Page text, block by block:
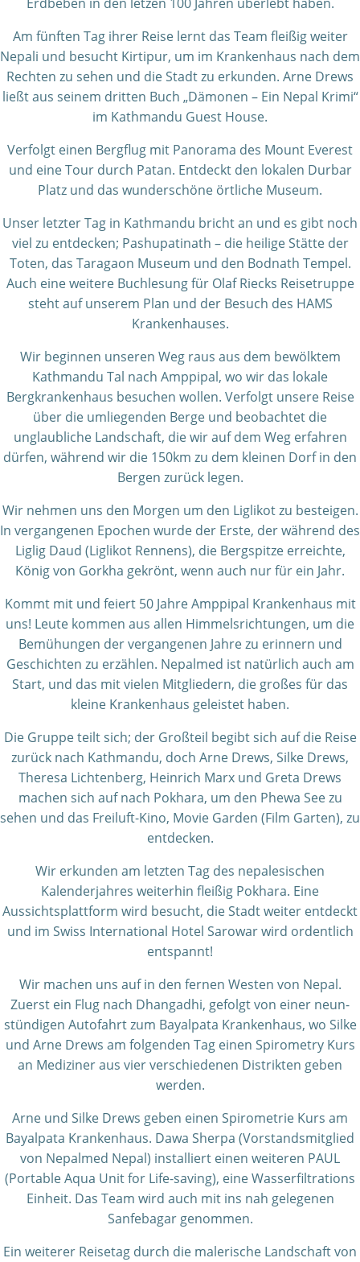
Am fünften Tag ihrer Reise lernt das Team fleißig weiter
Nepali und besucht Kirtipur, um im Krankenhaus nach dem
Rechten zu sehen und die Stadt zu erkunden. Arne Drews
ließt aus seinem dritten Buch „Dämonen – Ein Nepal Krimi“
im Kathmandu Guest House.
Verfolgt einen Bergflug mit Panorama des Mount Everest
und eine Tour durch Patan. Entdeckt den lokalen Durbar
Platz und das wunderschöne örtliche Museum.
Unser letzter Tag in Kathmandu bricht an und es gibt noch
viel zu entdecken; Pashupatinath – die heilige Stätte der
Toten, das Taragaon Museum und den Bodnath Tempel.
Auch eine weitere Buchlesung für Olaf Riecks Reisetruppe
steht auf unserem Plan und der Besuch des HAMS
Krankenhauses.
Wir beginnen unseren Weg raus aus dem bewölktem
Kathmandu Tal nach Amppipal, wo wir das lokale
Bergkrankenhaus besuchen wollen. Verfolgt unsere Reise
über die umliegenden Berge und beobachtet die
unglaubliche Landschaft, die wir auf dem Weg erfahren
dürfen, während wir die 150km zu dem kleinen Dorf in den
Bergen zurück legen.
Wir nehmen uns den Morgen um den Liglikot zu besteigen.
In vergangenen Epochen wurde der Erste, der während des
Liglig Daud (Liglikot Rennens), die Bergspitze erreichte,
König von Gorkha gekrönt, wenn auch nur für ein Jahr.
Kommt mit und feiert 50 Jahre Amppipal Krankenhaus mit
uns! Leute kommen aus allen Himmelsrichtungen, um die
Bemühungen der vergangenen Jahre zu erinnern und
Geschichten zu erzählen. Nepalmed ist natürlich auch am
Start, und das mit vielen Mitgliedern, die großes für das
kleine Krankenhaus geleistet haben.
Die Gruppe teilt sich; der Großteil begibt sich auf die Reise
zurück nach Kathmandu, doch Arne Drews, Silke Drews,
Theresa Lichtenberg, Heinrich Marx und Greta Drews
machen sich auf nach Pokhara, um den Phewa See zu
sehen und das Freiluft-Kino, Movie Garden (Film Garten), zu
entdecken.
Wir erkunden am letzten Tag des nepalesischen
Kalenderjahres weiterhin fleißig Pokhara. Eine
Aussichtsplattform wird besucht, die Stadt weiter entdeckt
und im Swiss International Hotel Sarowar wird ordentlich
entspannt!
Wir machen uns auf in den fernen Westen von Nepal.
Zuerst ein Flug nach Dhangadhi, gefolgt von einer neun-
stündigen Autofahrt zum Bayalpata Krankenhaus, wo Silke
und Arne Drews am folgenden Tag einen Spirometry Kurs
an Mediziner aus vier verschiedenen Distrikten geben
werden.
Arne und Silke Drews geben einen Spirometrie Kurs am
Bayalpata Krankenhaus. Dawa Sherpa (Vorstandsmitglied
von Nepalmed Nepal) installiert einen weiteren PAUL
(Portable Aqua Unit for Life-saving), eine Wasserfiltrations
Einheit. Das Team wird auch mit ins nah gelegenen
Sanfebagar genommen.
Ein weiterer Reisetag durch die malerische Landschaft von